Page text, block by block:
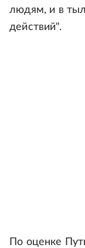
людям, и в
действий".
По оценке